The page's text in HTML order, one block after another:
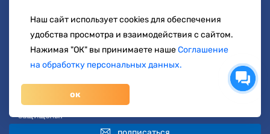
с 9:00 до 19:00
8 904 404-57-57
zakaz@svetberi34.ru
© 1996-2026 svetberi.com (Светбери.рф)
Магазин электротехнических товаров.
защищены.
Наш сайт использует cookies для обеспечения
удобства просмотра и взаимодействия с сайтом.
Нажимая "ОК" вы принимаете нашеСоглашение
на обработку персональных данных.
ок